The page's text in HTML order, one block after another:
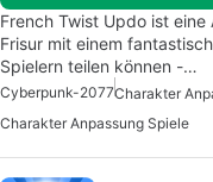
French Twist Updo ist
Frisur mit einem
Spielern teilen können -…
Cyberpunk-2077
Charakter Anpassung Spiele